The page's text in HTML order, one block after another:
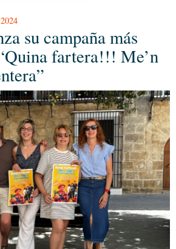
su campaña más
fartera!!! Me’n